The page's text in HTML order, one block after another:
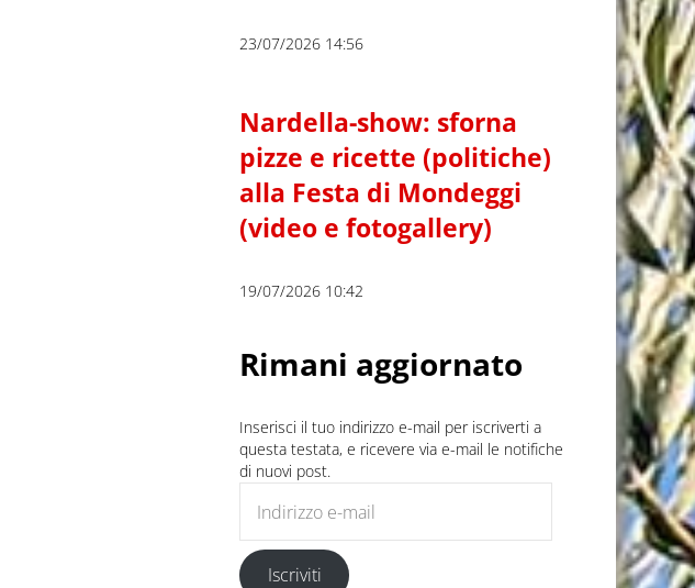
23/07/2026 14:56
Nardella-show: sforna
pizze e ricette (politiche)
alla Festa di Mondeggi
(video e fotogallery)
19/07/2026 10:42
Rimani aggiornato
Inserisci il tuo indirizzo e-mail per iscriverti a
questa testata, e ricevere via e-mail le notifiche
di nuovi post.
Iscriviti